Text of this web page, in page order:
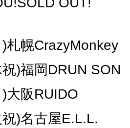
札幌CrazyMonkey
)福岡DRUN SON
大阪RUIDO
)名古屋E.L.L.